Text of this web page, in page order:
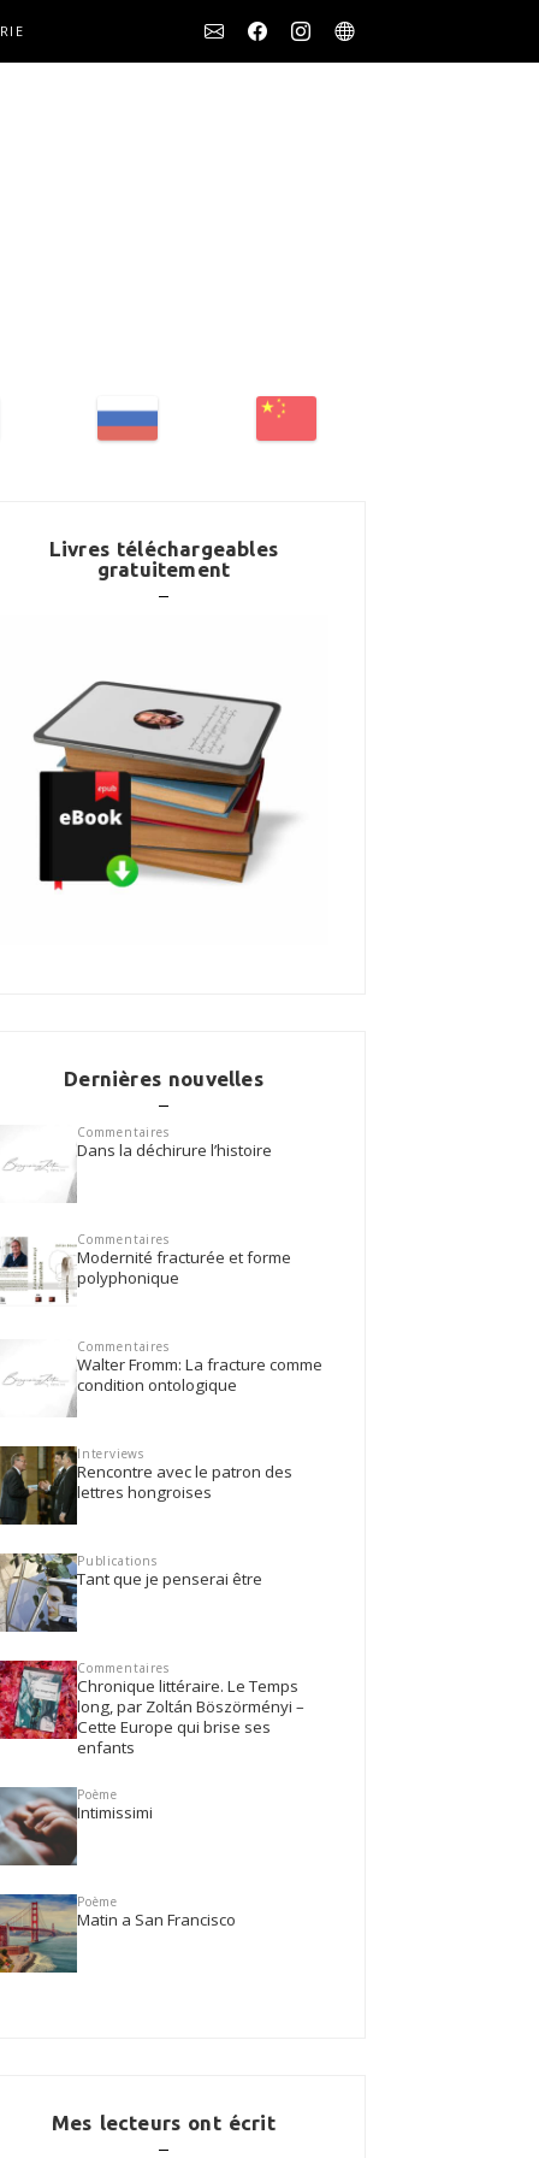
Livres téléchargeables
gratuitement
Dernières nouvelles
Commentaires
Dans la déchirure l’histoire
Commentaires
Modernité fracturée et forme
polyphonique
Commentaires
Walter Fromm: La fracture comme
condition ontologique
Interviews
Rencontre avec le patron des
lettres hongroises
Publications
Tant que je penserai être
Commentaires
Chronique littéraire. Le Temps
long, par Zoltán Böszörményi –
Cette Europe qui brise ses
enfants
Poème
Intimissimi
Poème
Matin a San Francisco
Mes lecteurs ont écrit